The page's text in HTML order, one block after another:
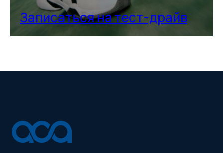
Записаться на тест-драйв